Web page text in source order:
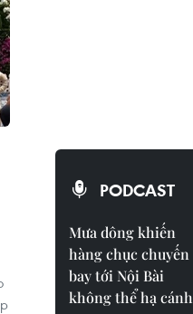
PODCAST
Mưa dông khiến
hàng chục chuyến
bay tới Nội Bài
không thể hạ cánh